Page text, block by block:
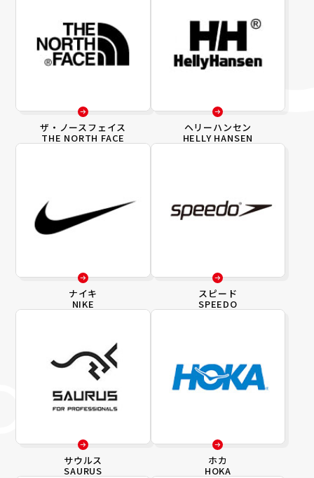
ザ・ノースフェイス
THE NORTH FACE
ヘリーハンセン
HELLY HANSEN
ナイキ
NIKE
スピード
SPEEDO
サウルス
SAURUS
ホカ
HOKA